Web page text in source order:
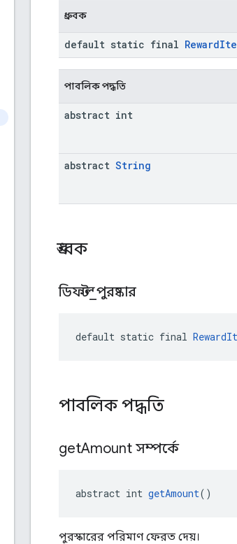
ধ্রুবক
default static final Reward
পাবলিক পদ্ধতি
abstract int
abstract String
ধ্রুবক
ডিফল্ট_পুরষ্কার
default static final
পাবলিক পদ্ধতি
getAmount সম্পর্কে
abstract int getAmount()
পুরস্কারের পরিমাণ ফেরত দেয়।